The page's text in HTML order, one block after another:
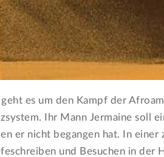
es um den Kampf der
Ihr Mann Jermaine soll
er nicht begangen hat. In einer
und Besuchen in der